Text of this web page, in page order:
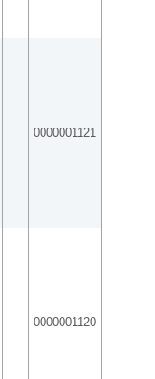
0000001121
0000001120